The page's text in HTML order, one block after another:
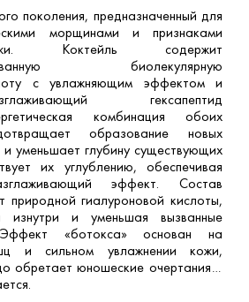
поколения, предназначенный для
морщинами и признаками
Коктейль содержит
биолекулярную
с увлажняющим эффектом и
гексапептид
комбинация обоих
образование новых
уменьшает глубину существующих
их углублению, обеспечивая
эффект. Состав
природной гиалуроновой кислоты,
изнутри и уменьшая вызванные
Эффект «ботокса» основан на
и сильном увлажнении кожи,
обретает юношеские очертания и